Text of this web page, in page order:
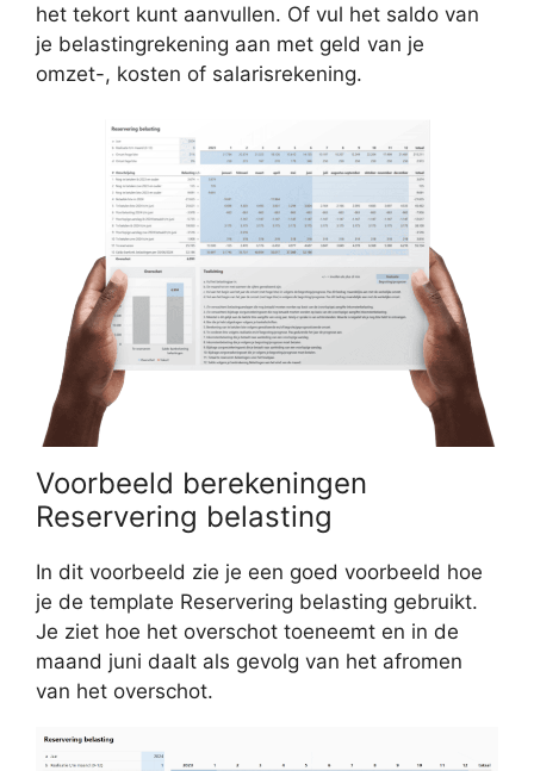
het tekort kunt aanvullen. Of vul het saldo van
je belastingrekening aan met geld van je
omzet-, kosten of salarisrekening.
Voorbeeld berekeningen
Reservering belasting
In dit voorbeeld zie je een goed voorbeeld hoe
je de template Reservering belasting gebruikt.
Je ziet hoe het overschot toeneemt en in de
maand juni daalt als gevolg van het afromen
van het overschot.